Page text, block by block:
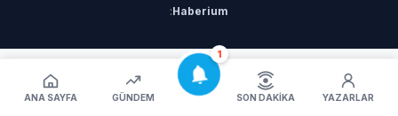
ANA SAYFA GÜNDEM
1
SON DAKIKA YAZARLAR
:Haberium